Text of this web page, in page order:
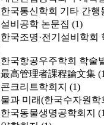
한국통신학회 기타 간행
설비공학 논문집 (1)
한국조명·전기설비학회
한국항공우주학회 학술
最高管理者課程論文集
콘크리트학회지 (1)
물과 미래(한국수자원학
한국동물생명공학회지